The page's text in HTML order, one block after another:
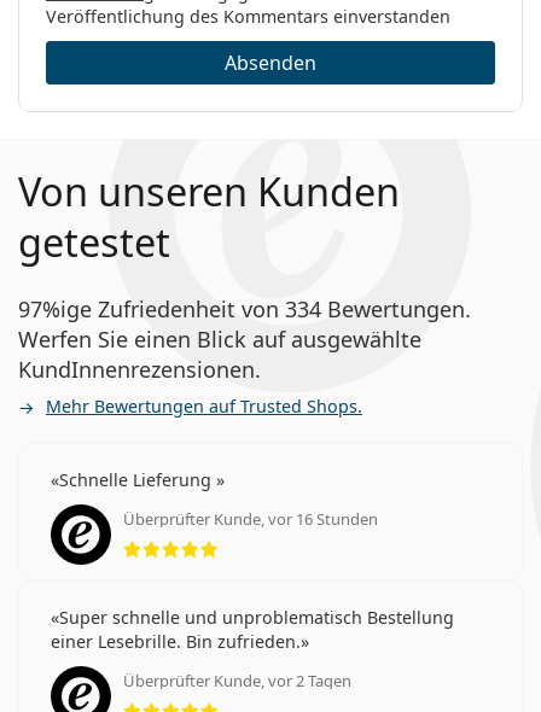
Veröffentlichung des Kommentars einverstanden
Absenden
Von unseren Kunden
getestet
97%ige Zufriedenheit von 334 Bewertungen.
Werfen Sie einen Blick auf ausgewählte
KundInnenrezensionen.
Mehr Bewertungen auf Trusted Shops.
Schnelle Lieferung
Überprüfter Kunde, vor 16 Stunden
Bewertung 5 aus 5
Super schnelle und unproblematisch Bestellung
einer Lesebrille. Bin zufrieden.
Überprüfter Kunde, vor 2 Tagen
Bewertung 5 aus 5